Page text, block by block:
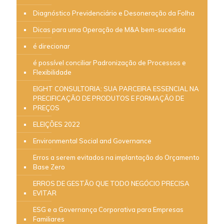
Diagnóstico Previdenciário e Desoneração da Folha
Dicas para uma Operação de M&A bem-sucedida
é direcionar
é possível conciliar Padronização de Processos e
Flexibilidade
EIGHT CONSULTORIA: SUA PARCEIRA ESSENCIAL NA
PRECIFICAÇÃO DE PRODUTOS E FORMAÇÃO DE
PREÇOS
ELEIÇÕES 2022
Environmental Social and Governance
Erros a serem evitados na implantação do Orçamento
Base Zero
ERROS DE GESTÃO QUE TODO NEGÓCIO PRECISA
EVITAR
ESG e a Governança Corporativa para Empresas
Familiares